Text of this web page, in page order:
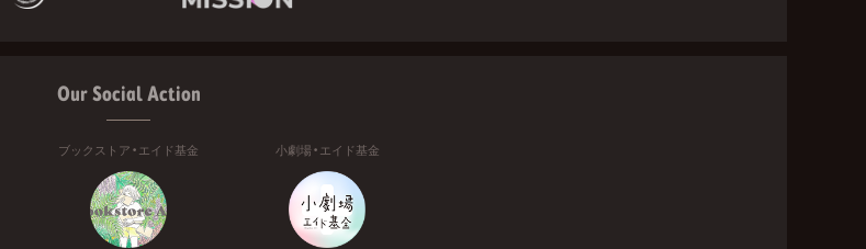
Our Social Action
ブックストア・エイド基金 小劇場・エイド基金